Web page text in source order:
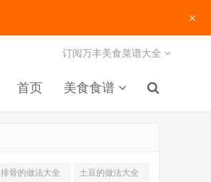
首页 美食食谱
订阅万丰美食菜谱大全
排骨的做法大全 土豆的做法大全
×